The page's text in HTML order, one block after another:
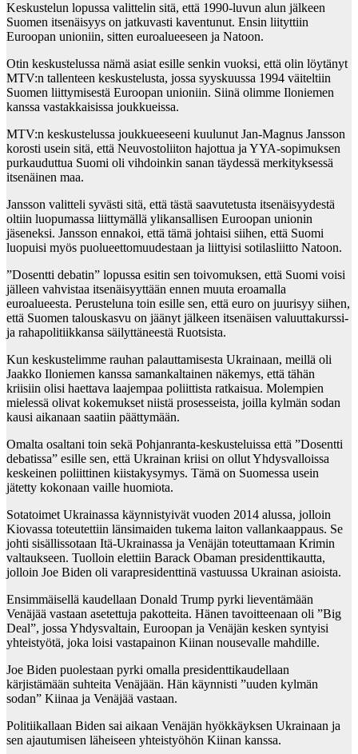
Keskustelun lopussa valittelin sitä, että 1990-luvun alun jälkeen
Suomen itsenäisyys on jatkuvasti kaventunut. Ensin liityttiin
Euroopan unioniin, sitten euroalueeseen ja Natoon.
Otin keskustelussa nämä asiat esille senkin vuoksi, että olin löytänyt
MTV:n tallenteen keskustelusta, jossa syyskuussa 1994 väiteltiin
Suomen liittymisestä Euroopan unioniin. Siinä olimme Iloniemen
kanssa vastakkaisissa joukkueissa.
MTV:n keskustelussa joukkueeseeni kuulunut Jan-Magnus Jansson
korosti usein sitä, että Neuvostoliiton hajottua ja YYA-sopimuksen
purkauduttua Suomi oli vihdoinkin sanan täydessä merkityksessä
itsenäinen maa.
Jansson valitteli syvästi sitä, että tästä saavutetusta itsenäisyydestä
oltiin luopumassa liittymällä ylikansallisen Euroopan unionin
jäseneksi. Jansson ennakoi, että tämä johtaisi siihen, että Suomi
luopuisi myös puolueettomuudestaan ja liittyisi sotilasliitto Natoon.
”Dosentti debatin” lopussa esitin sen toivomuksen, että Suomi voisi
jälleen vahvistaa itsenäisyyttään ennen muuta eroamalla
euroalueesta. Perusteluna toin esille sen, että euro on juurisyy siihen,
että Suomen talouskasvu on jäänyt jälkeen itsenäisen valuuttakurssi-
ja rahapolitiikkansa säilyttäneestä Ruotsista.
Kun keskustelimme rauhan palauttamisesta Ukrainaan, meillä oli
Jaakko Iloniemen kanssa samankaltainen näkemys, että tähän
kriisiin olisi haettava laajempaa poliittista ratkaisua. Molempien
mielessä olivat kokemukset niistä prosesseista, joilla kylmän sodan
kausi aikanaan saatiin päättymään.
Omalta osaltani toin sekä Pohjanranta-keskusteluissa että ”Dosentti
debatissa” esille sen, että Ukrainan kriisi on ollut Yhdysvalloissa
keskeinen poliittinen kiistakysymys. Tämä on Suomessa usein
jätetty kokonaan vaille huomiota.
Sotatoimet Ukrainassa käynnistyivät vuoden 2014 alussa, jolloin
Kiovassa toteutettiin länsimaiden tukema laiton vallankaappaus. Se
johti sisällissotaan Itä-Ukrainassa ja Venäjän toteuttamaan Krimin
valtaukseen. Tuolloin elettiin Barack Obaman presidenttikautta,
jolloin Joe Biden oli varapresidenttinä vastuussa Ukrainan asioista.
Ensimmäisellä kaudellaan Donald Trump pyrki lieventämään
Venäjää vastaan asetettuja pakotteita. Hänen tavoitteenaan oli ”Big
Deal”, jossa Yhdysvaltain, Euroopan ja Venäjän kesken syntyisi
yhteistyötä, joka loisi vastapainon Kiinan nousevalle mahdille.
Joe Biden puolestaan pyrki omalla presidenttikaudellaan
kärjistämään suhteita Venäjään. Hän käynnisti ”uuden kylmän
sodan” Kiinaa ja Venäjää vastaan.
Politiikallaan Biden sai aikaan Venäjän hyökkäyksen Ukrainaan ja
sen ajautumisen läheiseen yhteistyöhön Kiinan kanssa.